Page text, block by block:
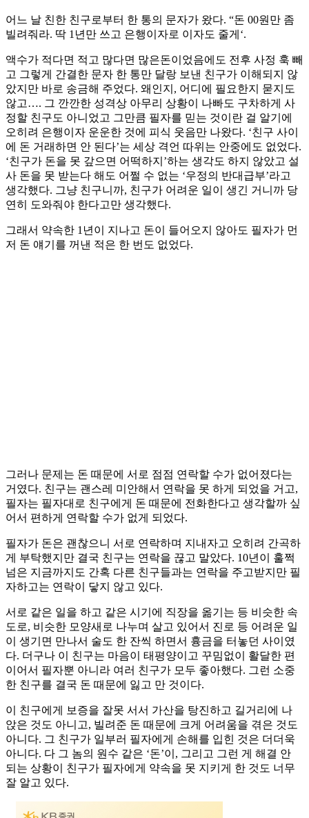
어느 날 친한 친구로부터 한 통의 문자가 왔다. “돈 00원만 좀
빌려줘라. 딱 1년만 쓰고 은행이자로 이자도 줄게‘.
액수가 적다면 적고 많다면 많은돈이었음에도 전후 사정 훅 빼
고 그렇게 간결한 문자 한 통만 달랑 보낸 친구가 이해되지 않
았지만 바로 송금해 주었다. 왜인지, 어디에 필요한지 묻지도
않고…. 그 깐깐한 성격상 아무리 상황이 나빠도 구차하게 사
정할 친구도 아니었고 그만큼 필자를 믿는 것이란 걸 알기에
오히려 은행이자 운운한 것에 피식 웃음만 나왔다. ‘친구 사이
에 돈 거래하면 안 된다’는 세상 격언 따위는 안중에도 없었다.
‘친구가 돈을 못 갚으면 어떡하지’하는 생각도 하지 않았고 설
사 돈을 못 받는다 해도 어쩔 수 없는 ‘우정의 반대급부’라고
생각했다. 그냥 친구니까, 친구가 어려운 일이 생긴 거니까 당
연히 도와줘야 한다고만 생각했다.
그래서 약속한 1년이 지나고 돈이 들어오지 않아도 필자가 먼
저 돈 얘기를 꺼낸 적은 한 번도 없었다.
그러나 문제는 돈 때문에 서로 점점 연락할 수가 없어졌다는
거였다. 친구는 괜스레 미안해서 연락을 못 하게 되었을 거고,
필자는 필자대로 친구에게 돈 때문에 전화한다고 생각할까 싶
어서 편하게 연락할 수가 없게 되었다.
필자가 돈은 괜찮으니 서로 연락하며 지내자고 오히려 간곡하
게 부탁했지만 결국 친구는 연락을 끊고 말았다. 10년이 훌쩍
넘은 지금까지도 간혹 다른 친구들과는 연락을 주고받지만 필
자하고는 연락이 닿지 않고 있다.
서로 같은 일을 하고 같은 시기에 직장을 옮기는 등 비슷한 속
도로, 비슷한 모양새로 나누며 살고 있어서 진로 등 어려운 일
이 생기면 만나서 술도 한 잔씩 하면서 흉금을 터놓던 사이였
다. 더구나 이 친구는 마음이 태평양이고 꾸밈없이 활달한 편
이어서 필자뿐 아니라 여러 친구가 모두 좋아했다. 그런 소중
한 친구를 결국 돈 때문에 잃고 만 것이다.
이 친구에게 보증을 잘못 서서 가산을 탕진하고 길거리에 나
앉은 것도 아니고, 빌려준 돈 때문에 크게 어려움을 겪은 것도
아니다. 그 친구가 일부러 필자에게 손해를 입힌 것은 더더욱
아니다. 다 그 놈의 원수 같은 ‘돈’이, 그리고 그런 게 해결 안
되는 상황이 친구가 필자에게 약속을 못 지키게 한 것도 너무
잘 알고 있다.